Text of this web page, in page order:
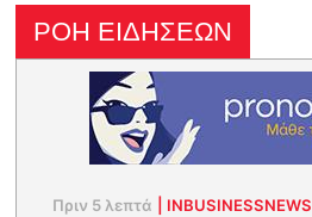
ΡΟΗ ΕΙΔΗΣΕΩΝ
Πριν 5 λεπτά INBUSINESSNEWS